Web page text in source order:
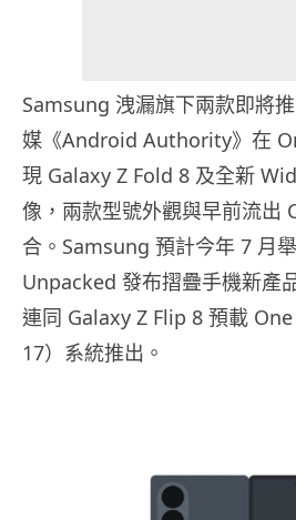
Samsung 洩漏旗下兩款即將
媒《Android Authority》在
現 Galaxy Z Fold 8 及全新
像，兩款型號外觀與早前流出
合。Samsung 預計今年 7 月
Unpacked 發布摺疊手機新產
連同 Galaxy Z Flip 8 預載
17）系統推出。